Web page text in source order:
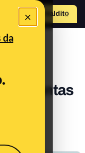
×
da
Hazte Maldito
preguntas